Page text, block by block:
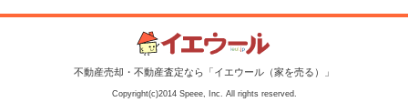
不動産売却・不動産査定なら「イエウール（家を売る）」
Copyright(c)2014 Speee, Inc. All rights reserved.